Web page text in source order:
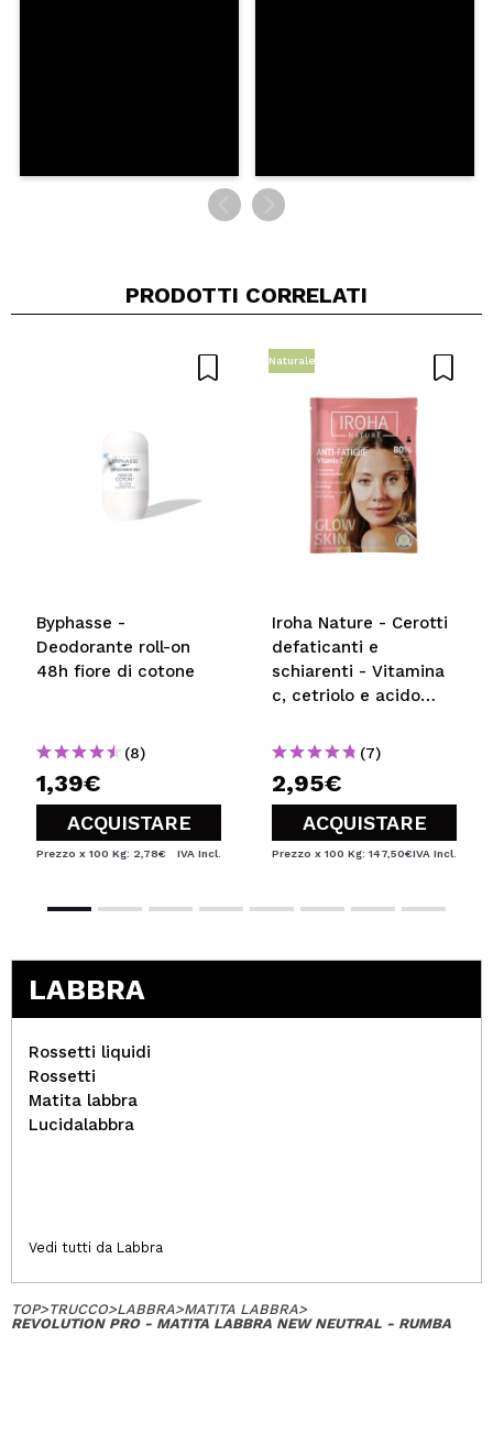
PRODOTTI CORRELATI
Byphasse -
Deodorante roll-on
48h fiore di cotone
(8)
1,39€
ACQUISTARE
Prezzo x 100 Kg: 2,78€ IVA Incl.
Naturale
Iroha Nature - Cerotti
defaticanti e
schiarenti - Vitamina
c, cetriolo e acido
(7)
2,95€
ACQUISTARE
Prezzo x 100 Kg: 147,50€IVA Incl.
LABBRA
Rossetti liquidi
Rossetti
Matita labbra
Lucidalabbra
Vedi tutti da Labbra
TOP>TRUCCO>LABBRA>MATITA LABBRA>
REVOLUTION PRO - MATITA LABBRA NEW NEUTRAL - RUMBA